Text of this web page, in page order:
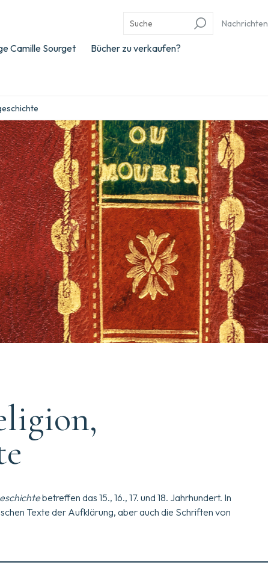
Camille Sourget Bücher zu verkaufen?
Nachrichten
betreffen das 15., 16., 17. und 18. Jahrhundert. In
Texte der Aufklärung, aber auch die Schriften von